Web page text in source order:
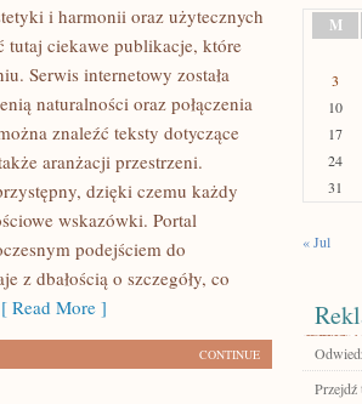
i harmonii oraz użytecznych
tutaj ciekawe publikacje, które
Serwis internetowy została
naturalności oraz połączenia
znaleźć teksty dotyczące
aranżacji przestrzeni.
dzięki czemu każdy
wskazówki. Portal
podejściem do
z dbałością o szczegóły, co
[ Read More ]
CONTINUE
M
3
10
17
24
31
« Jul
Przejdź